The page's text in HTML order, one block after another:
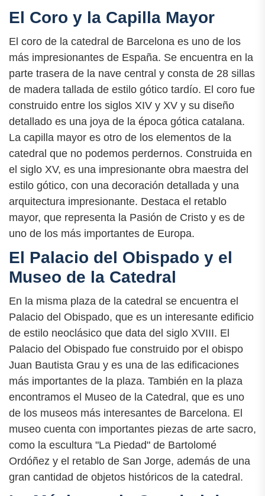
El Coro y la Capilla Mayor
El coro de la catedral de Barcelona es uno de los
más impresionantes de España. Se encuentra en la
parte trasera de la nave central y consta de 28 sillas
de madera tallada de estilo gótico tardío. El coro fue
construido entre los siglos XIV y XV y su diseño
detallado es una joya de la época gótica catalana.
La capilla mayor es otro de los elementos de la
catedral que no podemos perdernos. Construida en
el siglo XV, es una impresionante obra maestra del
estilo gótico, con una decoración detallada y una
arquitectura impresionante. Destaca el retablo
mayor, que representa la Pasión de Cristo y es de
uno de los más importantes de Europa.
El Palacio del Obispado y el
Museo de la Catedral
En la misma plaza de la catedral se encuentra el
Palacio del Obispado, que es un interesante edificio
de estilo neoclásico que data del siglo XVIII. El
Palacio del Obispado fue construido por el obispo
Juan Bautista Grau y es una de las edificaciones
más importantes de la plaza. También en la plaza
encontramos el Museo de la Catedral, que es uno
de los museos más interesantes de Barcelona. El
museo cuenta con importantes piezas de arte sacro,
como la escultura "La Piedad" de Bartolomé
Ordóñez y el retablo de San Jorge, además de una
gran cantidad de objetos históricos de la catedral.